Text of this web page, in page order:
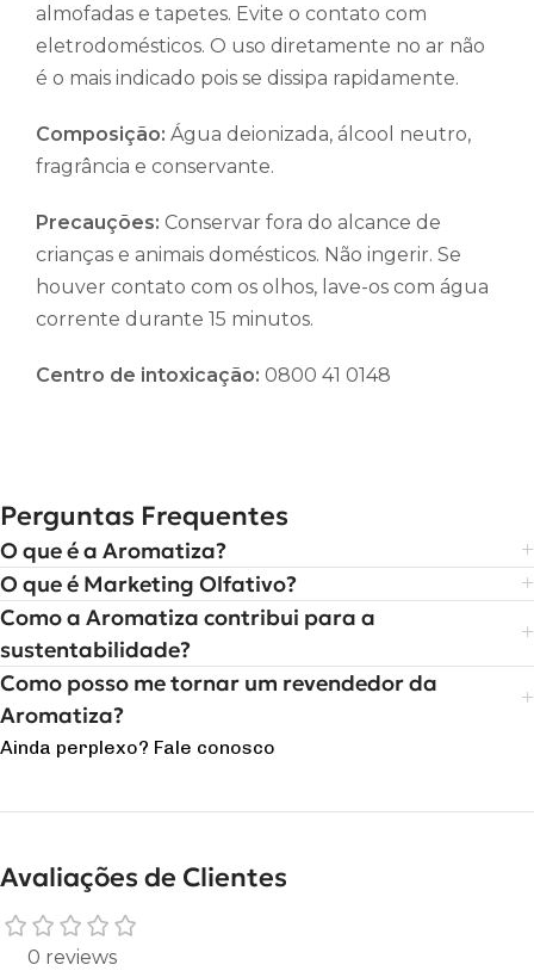
almofadas e tapetes. Evite o contato com
eletrodomésticos. O uso diretamente no ar não
é o mais indicado pois se dissipa rapidamente.
Composição: Água deionizada, álcool neutro,
fragrância e conservante.
Precauções: Conservar fora do alcance de
crianças e animais domésticos. Não ingerir. Se
houver contato com os olhos, lave-os com água
corrente durante 15 minutos.
Centro de intoxicação: 0800 41 0148
Perguntas Frequentes
O que é a Aromatiza?
O que é Marketing Olfativo?
Como a Aromatiza contribui para a
sustentabilidade?
Como posso me tornar um revendedor da
Aromatiza?
Ainda perplexo? Fale conosco
Avaliações de Clientes
0 reviews